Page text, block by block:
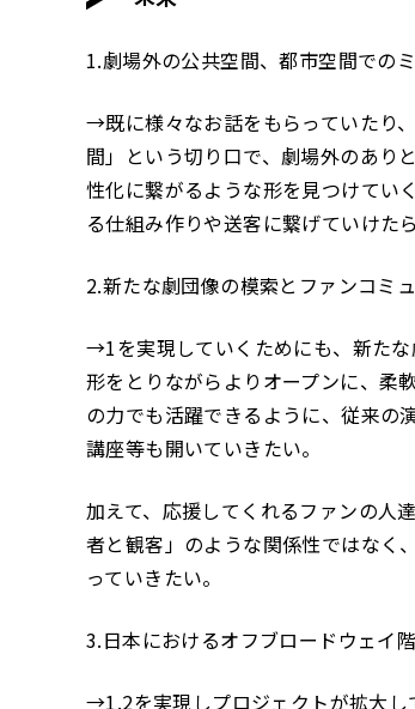
1.劇場外の公共空間、都市空間での
→既に様々なお話をもらっていたり
間」という切り口で、劇場外のあり
性化に繋がるような形を見つけてい
る仕組み作りや送客に繋げていけた
2.新たな劇団像の模索とファンコミ
→1を実現していくためにも、新た
形をとりながらよりオープンに、柔
の力でも活躍できるように、従来の
講座等も開いていきたい。
加えて、応援してくれるファンの人
者と観客」のような関係性ではな
っていきたい。
3.日本におけるオフブロードウェイ
→1.2を実現しプロジェクトが拡大